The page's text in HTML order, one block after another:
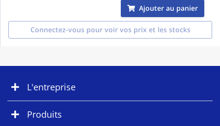
Ajouter au panier
Connectez-vous pour voir vos prix et les stocks
L'entreprise
Produits